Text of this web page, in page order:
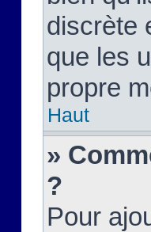
discrète
que les
propre
Haut
»
?
Pour